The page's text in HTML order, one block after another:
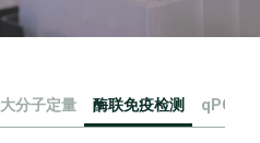
大分子定量 酶联免疫检测 qPCR